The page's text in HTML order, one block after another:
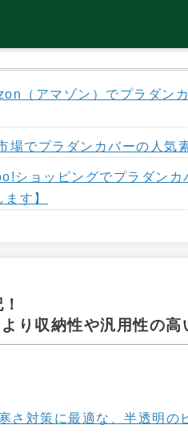
（アマゾン）でプラダン
場でプラダンカバーの人気
ショッピングでプラダンカ
す】
り収納性や汎用性の
さ対策に最適な、半透明